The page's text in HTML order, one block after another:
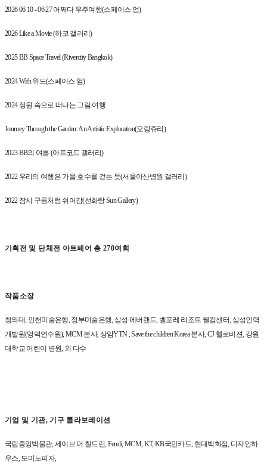
2026 06 10 - 06 27어쩌다 우주여행(스페이스 엄)
2026 Like a Movie (하코 갤러리)
2025 BB Space Travel (Rivercity Bangkok)
2024 With위드(스페이스 엄)
2024 정원 속으로 떠나는 그림 여행
Journey Through the Garden: An Artistic Exploration(오랑쥬리 )
2023 BB의 여름(아트코드 갤러리)
2022 우리의 여행은 가을 호수를 걷는 듯(서울아산병원 갤러리 )
2022 잠시 구름처럼 쉬어감(선화랑Sun Gallery)
기획전 및 단체전 아트페어 총270여회
작품소장
청와대, 인천미술은행,정부미술은행,삼성 에버랜드, 벨포레 리조트 웰컴센터,삼성인력
개발원(영덕연수원), MCM본사,상암YTN , Save the children Korea본사, CJ헬로비젼, 강원
대학교 어린이 병원, 외 다수
기업 및 기관,기구 콜라보레이션
국립중앙박물관,세이브 더 칠드런, Fendi, MCM, KT, KB국민카드, 현대백화점, 디자인하
우스,도미노피자,